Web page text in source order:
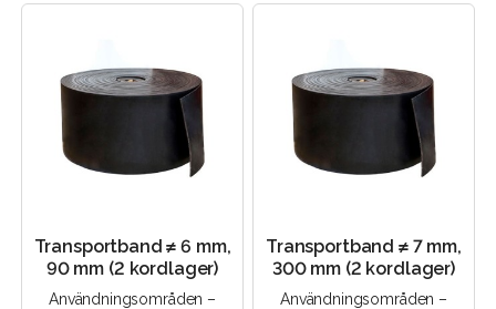
Transportband ≠ 6 mm,
90 mm (2 kordlager)
Användningsområden –
Transportband ≠ 7 mm,
300 mm (2 kordlager)
Användningsområden –